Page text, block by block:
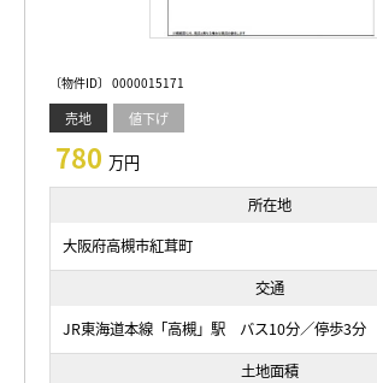
〔物件ID〕 0000015171
売地 値下げ
780 万円
所在地
大阪府高槻市紅茸町
交通
JR東海道本線「高槻」駅 バス10分／停歩3分
土地面積